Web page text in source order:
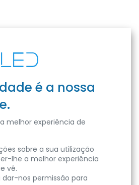
é a nossa
melhor experiência de
sobre a sua utilização
lhe a melhor experiência
vê.
nos permissão para